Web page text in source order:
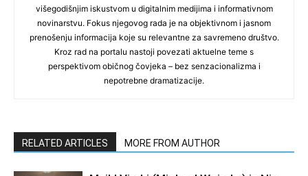
višegodišnjim iskustvom u digitalnim medijima i informativnom
novinarstvu. Fokus njegovog rada je na objektivnom i jasnom
prenošenju informacija koje su relevantne za savremeno društvo.
Kroz rad na portalu nastoji povezati aktuelne teme s
perspektivom običnog čovjeka – bez senzacionalizma i
nepotrebne dramatizacije.
RELATED ARTICLES MORE FROM AUTHOR